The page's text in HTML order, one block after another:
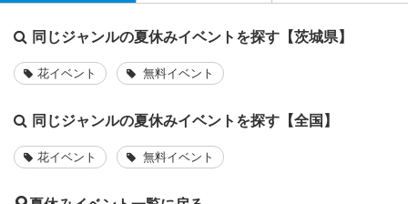
同じジャンルの夏休みイベントを探す【茨城県】
花イベント 無料イベント
同じジャンルの夏休みイベントを探す【全国】
花イベント 無料イベント